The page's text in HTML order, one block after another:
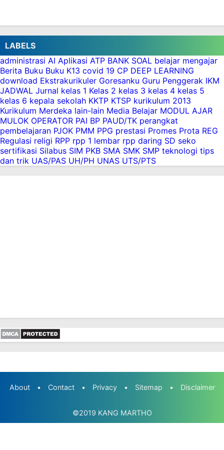
LABELS
administrasi AI Aplikasi ATP BANK SOAL belajar mengajar
Berita Buku Buku K13 covid 19 CP DEEP LEARNING
download Ekstrakurikuler Goresanku Guru Penggerak IKM
JADWAL Jurnal kelas 1 Kelas 2 kelas 3 kelas 4 kelas 5
kelas 6 kepala sekolah KKTP KTSP kurikulum 2013
Kurikulum Merdeka lain-lain Media Belajar MODUL AJAR
MULOK OPERATOR PAI BP PAUD/TK perangkat
pembelajaran PJOK PMM PPG prestasi Promes Prota REG
Regulasi religi RPP rpp 1 lembar rpp daring SD seko
sertifikasi Silabus SIM PKB SMA SMK SMP teknologi tips
dan trik UAS/PAS UH/PH UNAS UTS/PTS
About • Contact • Privacy • Sitemap • Disclaimer
©2019 KANG MARTHO